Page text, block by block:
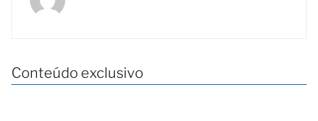
Conteúdo exclusivo